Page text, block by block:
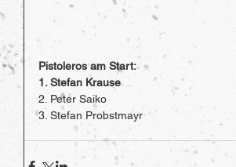
Pistoleros am Start:
1. Stefan Krause
2. Peter Saiko
3. Stefan Probstmayr